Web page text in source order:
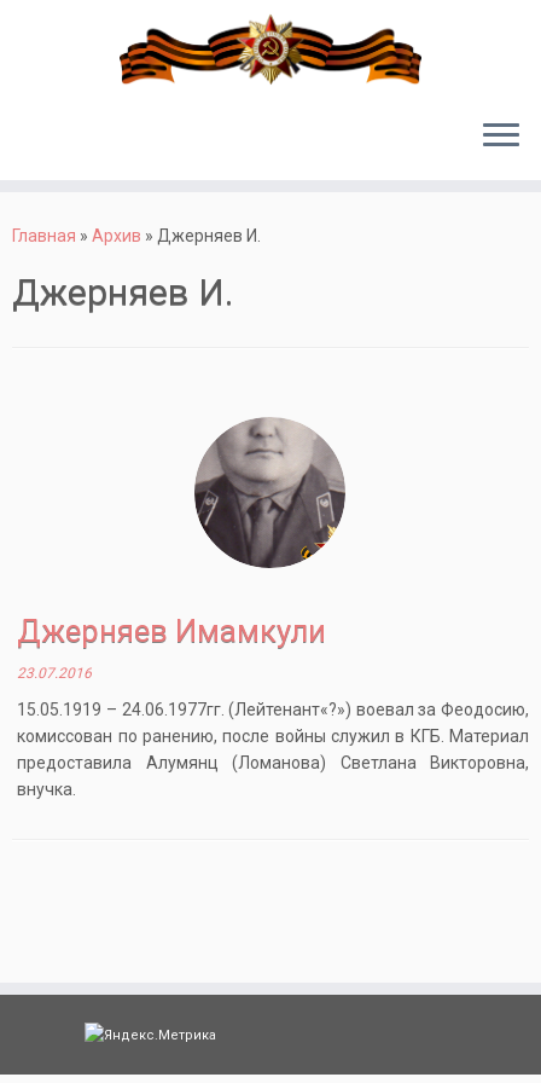
Главная » Архив » Джерняев И.
Джерняев И.
Джерняев Имамкули
23.07.2016
15.05.1919 – 24.06.1977гг. (Лейтенант«?») воевал за Феодосию,
комиссован по ранению, после войны служил в КГБ. Материал
предоставила Алумянц (Ломанова) Светлана Викторовна,
внучка.